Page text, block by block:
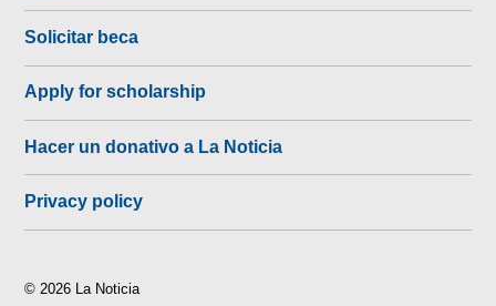
Solicitar beca
Apply for scholarship
Hacer un donativo a La Noticia
Privacy policy
© 2026 La Noticia